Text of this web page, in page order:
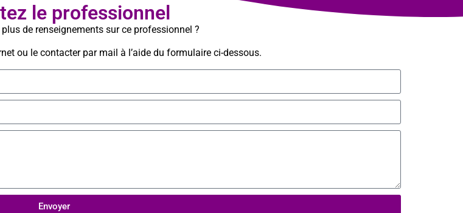
le professionnel
de renseignements sur ce professionnel ?
ou le contacter par mail à l’aide du formulaire ci-dessous.
Envoyer